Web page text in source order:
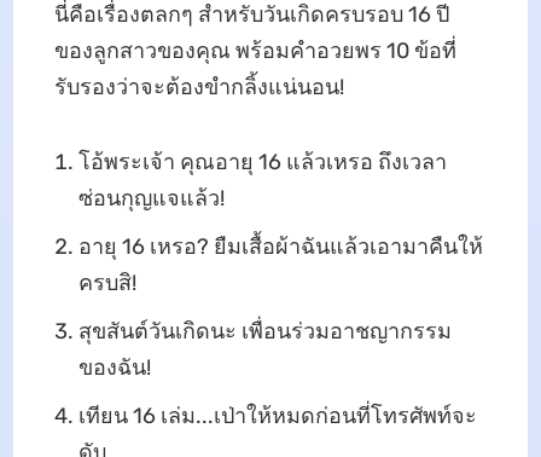
นี่คือเรื่องตลกๆ สำหรับวันเกิดครบรอบ 16 ปี
ของลูกสาวของคุณ พร้อมคำอวยพร 10 ข้อที่
รับรองว่าจะต้องขำกลิ้งแน่นอน!
โอ้พระเจ้า คุณอายุ 16 แล้วเหรอ ถึงเวลา
ซ่อนกุญแจแล้ว!
อายุ 16 เหรอ? ยืมเสื้อผ้าฉันแล้วเอามาคืนให้
ครบสิ!
สุขสันต์วันเกิดนะ เพื่อนร่วมอาชญากรรม
ของฉัน!
เทียน 16 เล่ม...เป่าให้หมดก่อนที่โทรศัพท์จะ